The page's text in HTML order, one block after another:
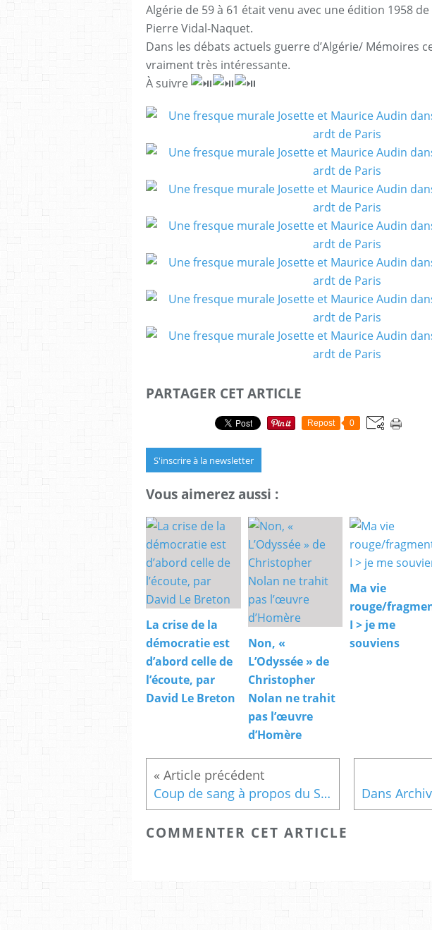
Algérie de 59 à 61 était venu avec une édition 1958
Pierre Vidal-Naquet.
Dans les débats actuels guerre d’Algérie/ Mémoires
vraiment très intéressante.
À suivre
PARTAGER CET ARTICLE
Repost 0
S'inscrire à la newsletter
Vous aimerez aussi :
La crise de la
démocratie est
d’abord celle de
l’écoute, par
David Le Breton
Non, «
L’Odyssée » de
Christopher
Nolan ne trahit
pas l’œuvre
d’Homère
Ma vie
rouge/
I > je me
souviens
Coup de sang à propos du SCOT du Petit Grand Paris
COMMENTER CET ARTICLE